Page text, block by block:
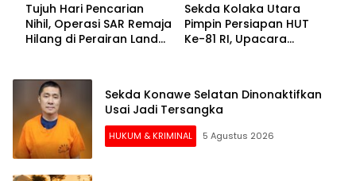
Tujuh Hari Pencarian
Nihil, Operasi SAR Remaja
Hilang di Perairan Lande
Sekda Kolaka Utara
Pimpin Persiapan HUT
Ke-81 RI, Upacara
Sekda Konawe Selatan Dinonaktifkan
Usai Jadi Tersangka
HUKUM & KRIMINAL 5 Agustus 2026